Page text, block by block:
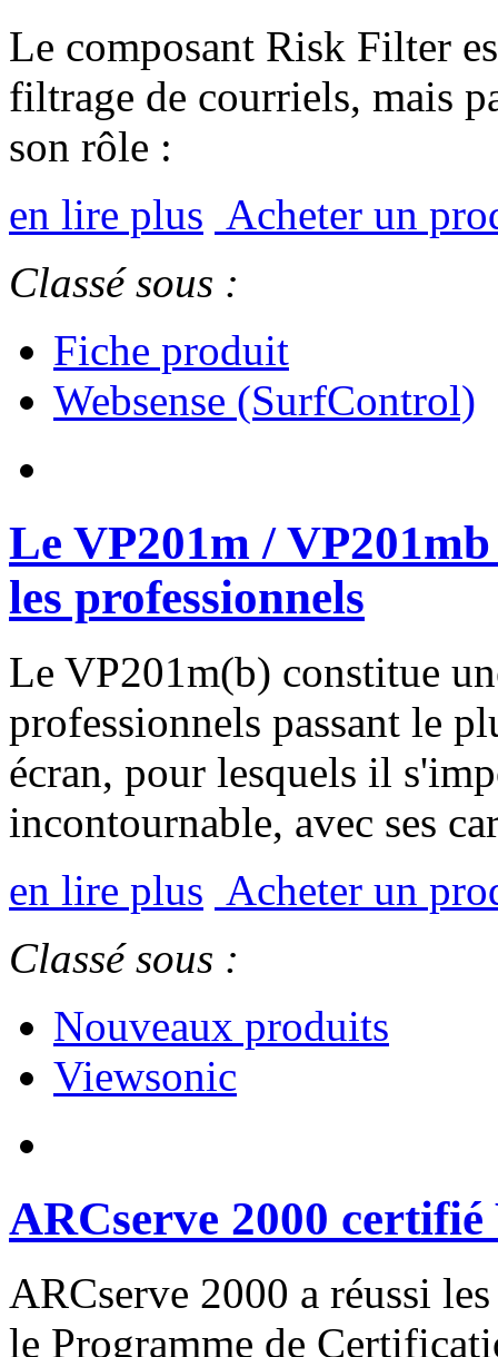
Le composant Risk Filter
filtrage de courriels, mais
son rôle :
en lire plus Acheter un
Classé sous :
Fiche produit
Websense (SurfControl)
Le VP201m /
les professionnels
Le VP201m(b) constitue
professionnels passant le
écran, pour lesquels il
incontournable, avec ses
en lire plus Acheter un
Classé sous :
Nouveaux produits
Viewsonic
ARCserve 2000
ARCserve 2000 a réussi
le Programme de